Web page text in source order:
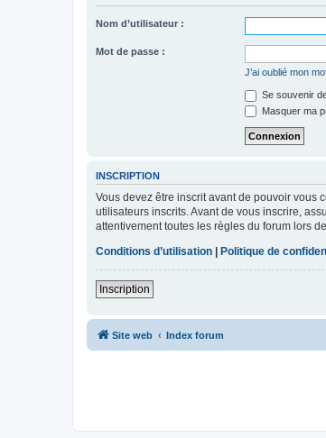
Nom d’utilisateur :
Mot de passe :
J’ai oublié mon
Se souvenir
Masquer ma
INSCRIPTION
Vous devez être inscrit avant de pouvoir vous
utilisateurs inscrits. Avant de vous inscrire,
attentivement toutes les règles du forum lors
Conditions d’utilisation | Politique de
Inscription
Site web Index forum